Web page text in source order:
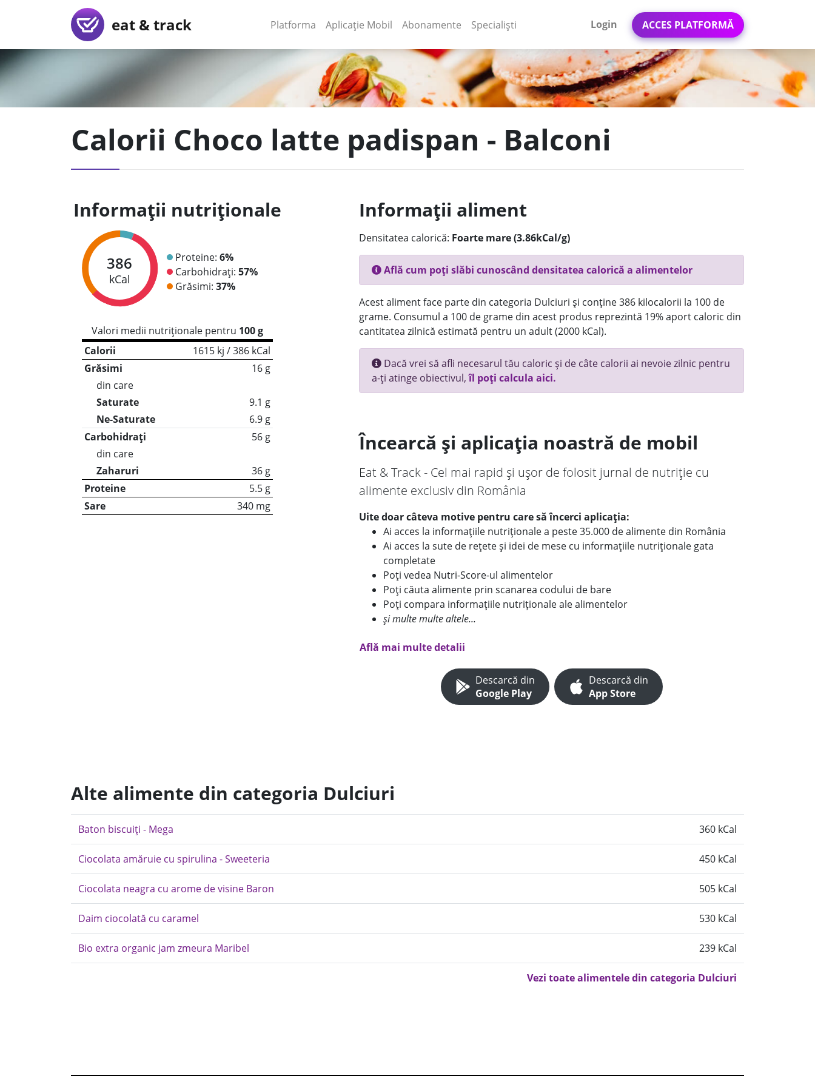
eat & track Platforma (current)
Aplicație Mobil (current)
Abonamente Specialiști Login ACCES PLATFORMĂ
Calorii Choco latte padispan - Balconi
Informații nutriționale
386
kCal
Proteine: 6%
Carbohidrați: 57%
Grăsimi: 37%
Valori medii nutriționale pentru 100 g
Calorii
1615 kj / 386 kCal
Grăsimi
16 g
din care
Saturate
9.1 g
Ne-Saturate
6.9 g
Carbohidrați
56 g
din care
Zaharuri
36 g
Proteine
5.5 g
Sare
340 mg
Informații aliment
Densitatea calorică: Foarte mare (3.86kCal/g)
Află cum poți slăbi cunoscând densitatea calorică a alimentelor
Acest aliment face parte din categoria Dulciuri și conține 386 kilocalorii la 100 de
grame. Consumul a 100 de grame din acest produs reprezintă 19% aport caloric din
cantitatea zilnică estimată pentru un adult (2000 kCal).
Dacă vrei să afli necesarul tău caloric și de câte calorii ai nevoie zilnic pentru
a-ți atinge obiectivul,îl poți calcula aici.
Încearcă și aplicația noastră de mobil
Eat & Track - Cel mai rapid și ușor de folosit jurnal de nutriție cu
alimente exclusiv din România
Uite doar câteva motive pentru care să încerci aplicația:
Ai acces la informațiile nutriționale a peste 35.000 de alimente din România
Ai acces la sute de rețete și idei de mese cu informațiile nutriționale gata
completate
Poți vedea Nutri-Score-ul alimentelor
Poți căuta alimente prin scanarea codului de bare
Poți compara informațiile nutriționale ale alimentelor
și multe multe altele...
Află mai multe detalii
Descarcă din
Google Play
Descarcă din
App Store
Alte alimente din categoria Dulciuri
Baton biscuiți - Mega 360 kCal
Ciocolata amăruie cu spirulina - Sweeteria 450 kCal
Ciocolata neagra cu arome de visine Baron 505 kCal
Daim ciocolată cu caramel 530 kCal
Bio extra organic jam zmeura Maribel 239 kCal
Vezi toate alimentele din categoria Dulciuri